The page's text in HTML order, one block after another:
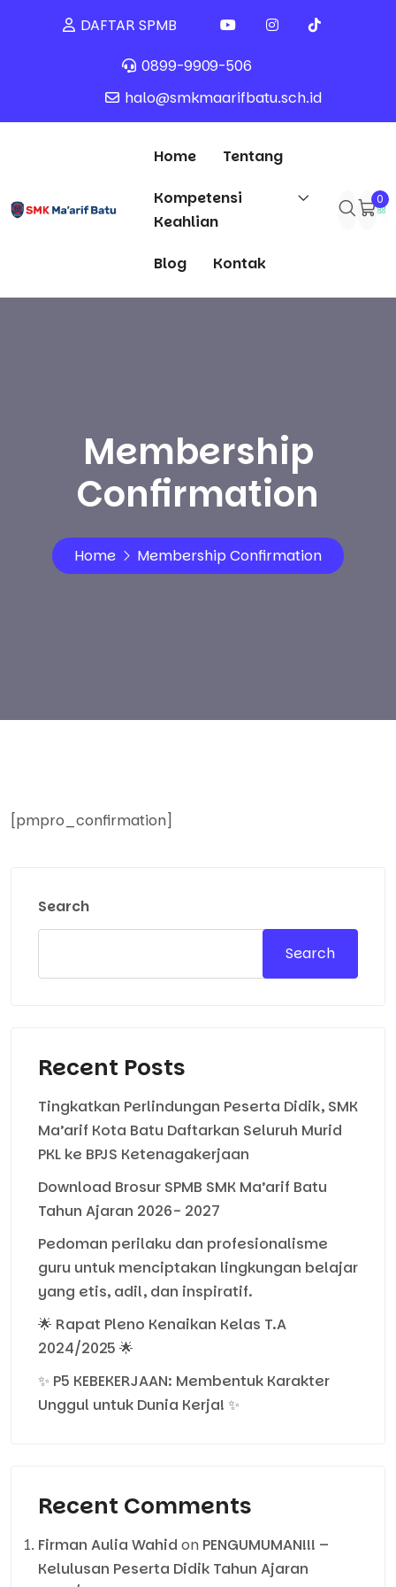
DAFTAR SPMB
0899-9909-506
halo@smkmaarifbatu.sch.id
Home Tentang
Kompetensi
Keahlian
Blog Kontak
0
Membership
Confirmation
Home Membership Confirmation
[pmpro_confirmation]
Search
Search
Recent Posts
Tingkatkan Perlindungan Peserta Didik, SMK
Ma’arif Kota Batu Daftarkan Seluruh Murid
PKL ke BPJS Ketenagakerjaan
Download Brosur SPMB SMK Ma’arif Batu
Tahun Ajaran 2026- 2027
Pedoman perilaku dan profesionalisme
guru untuk menciptakan lingkungan belajar
yang etis, adil, dan inspiratif.
🌟 Rapat Pleno Kenaikan Kelas T.A
2024/2025 🌟
✨ P5 KEBEKERJAAN: Membentuk Karakter
Unggul untuk Dunia Kerja! ✨
Recent Comments
Firman Aulia Wahid on PENGUMUMAN!!! –
Kelulusan Peserta Didik Tahun Ajaran